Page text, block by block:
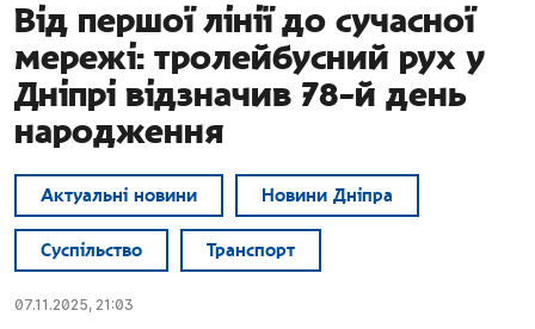
Від першої лінії до сучасної
мережі: тролейбусний рух у
Дніпрі відзначив 78-й день
народження
Актуальні новини Новини Дніпра
Суспільство Транспорт
07.11.2025, 21:03